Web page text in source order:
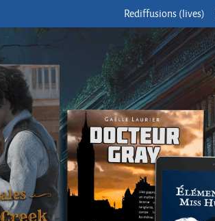
Rediffusions (lives)